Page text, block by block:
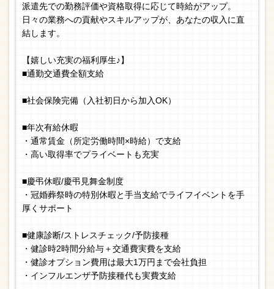
派遣先での勤務評価や資格取得に応じて時給がアップ。
日々の業務への貢献やスキルアップが、あなたの収入に直
結します。
【嬉しい充実の福利厚生♪】
■通勤交通費全額支給
■社会保険完備（入社初日から加入OK）
■年次有給休暇
・通常賃金（所定労働時間×時給）で支給
・高い取得率でプライベートも充実
■慶弔休暇/慶弔見舞金制度
・冠婚葬祭時の特別休暇と手当支給でライフイベントを手
厚くサポート
■健康診断/ストレスチェック/予防接種
・健診時2時間分給与＋交通費実費を支給
・健診オプション費用は最大1万円まで会社負担
・インフルエンザ予防接種代も実費支給